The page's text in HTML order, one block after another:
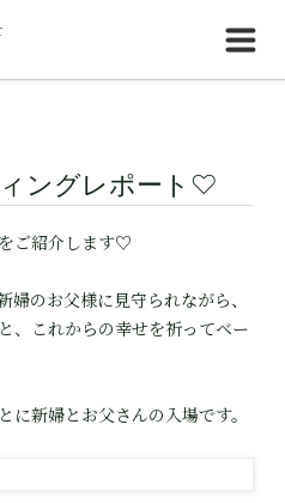
ングレポート♡
ご紹介します♡
のお父様に見守られながら、
、これからの幸せを祈ってベー
新婦とお父さんの入場です。